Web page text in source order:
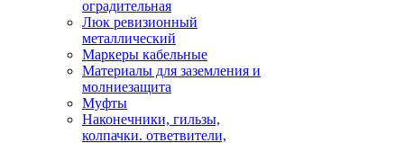
оградительная
Люк ревизионный
металлический
Маркеры кабельные
Материалы для заземления и
молниезащита
Муфты
Наконечники, гильзы,
колпачки. ответвители,